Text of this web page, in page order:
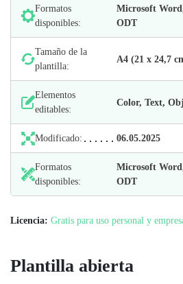
Formatos
disponibles:
Microsoft
ODT
Tamaño de la
plantilla:
А4 (21 х 24,7
Elementos
editables:
Color, Text,
Modificado: 06.05.2025
Formatos
disponibles:
Microsoft
ODT
Licencia: Gratis para uso personal y
Plantilla abierta